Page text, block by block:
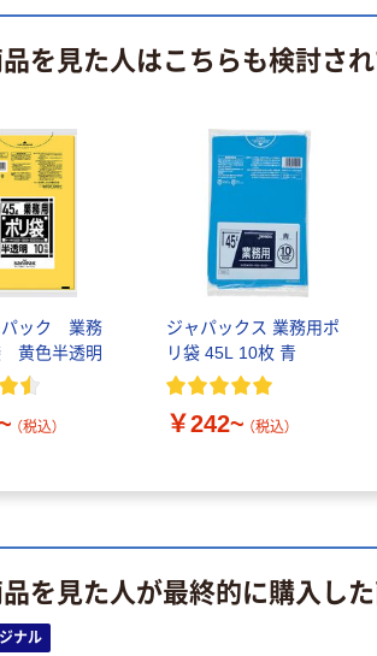
を見た人はこちらも検討さ
パック 業務
黄色半透明
（税込）
ジャパックス 業務用ポ
リ袋 45L 10枚 青
￥242~ （税込）
を見た人が最終的に購入し
ナル